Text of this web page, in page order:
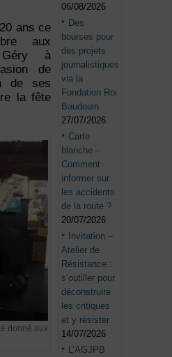
ans ce
aux
à
de
de ses
la fête
donné aux
06/08/2026
Des
bourses pour
des projets
journalistiques
via la
Fondation Roi
Baudouin
27/07/2026
Carte
blanche –
Comment
informer sur
les accidents
de la route ?
20/07/2026
Invitation –
Atelier de
Résistance :
s’outiller pour
déconstruire
les critiques
et y résister
14/07/2026
L’AGJPB